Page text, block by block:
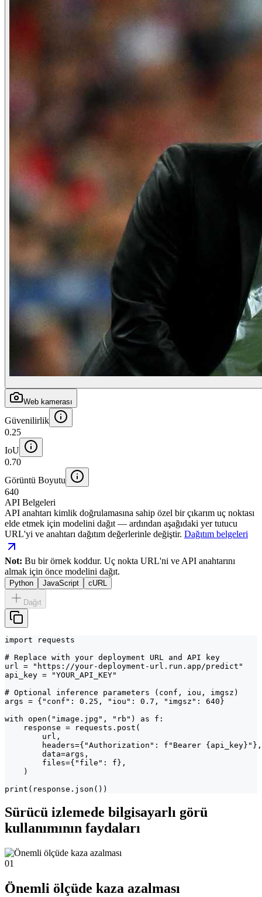
Web kamerası
Güvenilirlik
0.25
IoU
0.70
Görüntü Boyutu
640
API Belgeleri
API anahtarı kimlik doğrulamasına sahip özel bir çıkarım uç noktası
elde etmek için modelini dağıt — ardından aşağıdaki yer tutucu
URL'yi ve anahtarı dağıtım değerlerinle değiştir. Dağıtım belgeleri
Not: Bu bir örnek koddur. Uç nokta URL'ni ve API anahtarını
almak için önce modelini dağıt.
Python JavaScript cURL
Dağıt
import requests
# Replace with your deployment URL and API key
url = "https://your-deployment-url.run.app/predict"
api_key = "YOUR_API_KEY"
# Optional inference parameters (conf, iou, imgsz)
args = {"conf": 0.25, "iou": 0.7, "imgsz": 640}
with open("image.jpg", "rb") as f:
    response = requests.post(
        url,
        headers={"Authorization": f"Bearer {api_key}"},
        data=args,
        files={"file": f},
    )
print(response.json())
Sürücü izlemede bilgisayarlı görü
kullanımının faydaları
01
Önemli ölçüde kaza azalması